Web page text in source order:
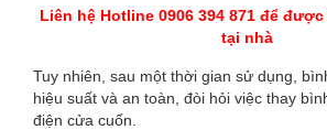
ĐIỆN
CỬA
CUỐN
Liên hệ Hotline 0906 394 871 để
tại nhà
Tuy nhiên, sau một thời gian sử dụng,
hiệu suất và an toàn, đòi hỏi việc thay
điện cửa cuốn.